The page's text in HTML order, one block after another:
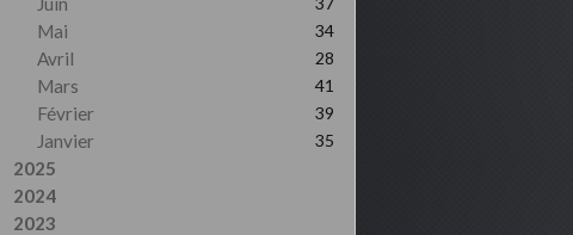
Mai 34
Avril 28
Mars 41
Février 39
Janvier 35
2025
2024
2023